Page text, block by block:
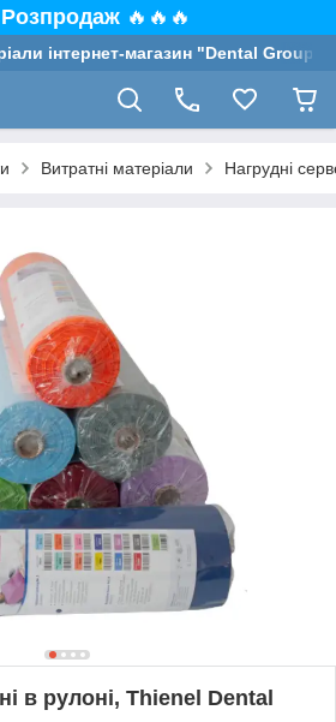
🔥🔥🔥
інтернет-магазин "Dental Group"
Витратні матеріали Нагрудні
в рулоні, Thienel Dental